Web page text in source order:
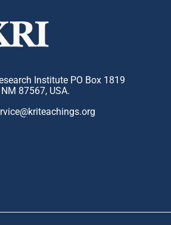
Institute PO Box 1819
87567, USA.